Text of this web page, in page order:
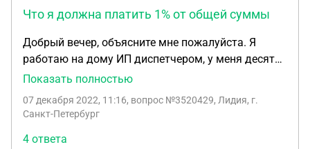
поэтому факт подписания оферты мы, наверное,
сможем подтвердить. Спасибо!
Что я должна платить 1% от общей суммы
Добрый вечер, объясните мне пожалуйста. Я
работаю на дому ИП диспетчером, у меня десять
машин и я их обслуживаю, ищу для них груз. Как я
этого рейса я имею вознаграждение 10%. Вопрос.
2021 году отчиталась, доходы минус расходы не
Показать полностью
07 декабря 2022, 11:16, вопрос №3520429, Лидия, г.
Санкт-Петербург
4 ответа